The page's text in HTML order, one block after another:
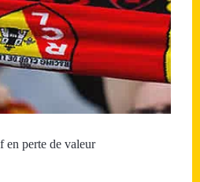
en perte de valeur